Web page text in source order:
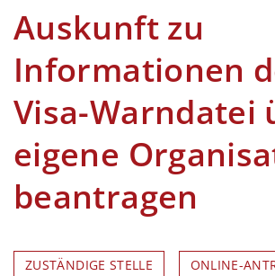
Auskunft zu
Informationen
Visa-Warndatei
eigene
beantragen
ZUSTÄNDIGE STELLE ONLINE-